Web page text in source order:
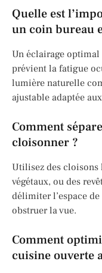
Quelle est
un coin bureau
Un éclairage
prévient la fatigue
lumière naturelle
ajustable adaptée
Comment
cloisonner ?
Utilisez des cloisons
végétaux, ou des
délimiter l’espace
obstruer la vue.
Comment
cuisine ouverte